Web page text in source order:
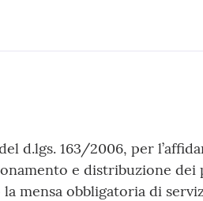
d.lgs. 163/2006, per
e distribuzione dei
mensa obbligatoria di